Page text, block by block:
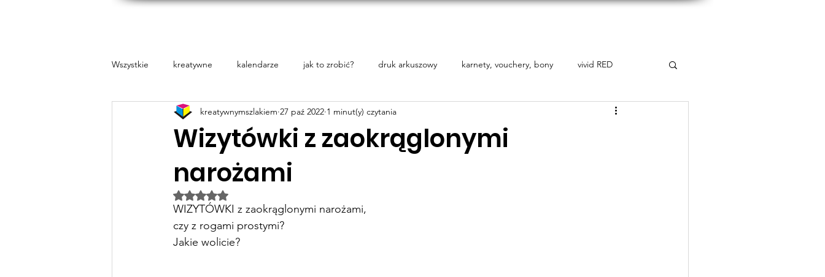
Wszystkie kreatywne kalendarze jak to zrobić? druk arkuszowy karnety, vouchery, bony vivid RED
Pure Essence Naklejki
Wizytówki z zaokrąglonymi
narożami
kreatywnymszlakiem 27 paź 2022 1 minut(y) czytania
Oceniono na NaN z 5 gwiazdek.
WIZYTÓWKI z zaokrąglonymi narożami,
czy z rogami prostymi?
Jakie wolicie?